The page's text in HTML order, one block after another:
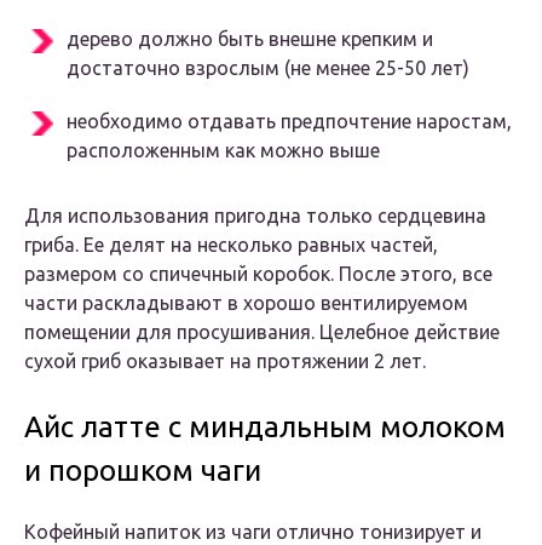
дерево должно быть внешне крепким и
достаточно взрослым (не менее 25-50 лет)
необходимо отдавать предпочтение наростам,
расположенным как можно выше
Для использования пригодна только сердцевина
гриба. Ее делят на несколько равных частей,
размером со спичечный коробок. После этого, все
части раскладывают в хорошо вентилируемом
помещении для просушивания. Целебное действие
сухой гриб оказывает на протяжении 2 лет.
Айс латте с миндальным молоком
и порошком чаги
Кофейный напиток из чаги отлично тонизирует и